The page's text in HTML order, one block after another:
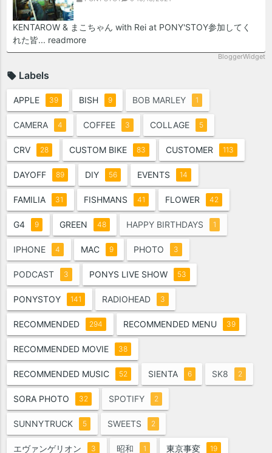
KENTAROW & まこちゃん with Rei at PONY'STOY参加してく
れた皆... readmore
BloggerWidget
Labels
APPLE 39 BISH 9 BOB MARLEY 1
CAMERA 4 COFFEE 3 COLLAGE 5
CRV 28 CUSTOM BIKE 83 CUSTOMER 113
DAYOFF 89 DIY 56 EVENTS 14
FAMILIA 31 FISHMANS 41 FLOWER 42
G4 9 GREEN 48 HAPPY BIRTHDAYS 1
IPHONE 4 MAC 9 PHOTO 3
PODCAST 3 PONYS LIVE SHOW 53
PONYSTOY 141 RADIOHEAD 3
RECOMMENDED 294 RECOMMENDED MENU 39
RECOMMENDED MOVIE 38
RECOMMENDED MUSIC 52 SIENTA 6 SK8 2
SORA PHOTO 32 SPOTIFY 2
SUNNYTRUCK 5 SWEETS 2
エヴァンゲリオン 3 昭和 1 東京事変 19